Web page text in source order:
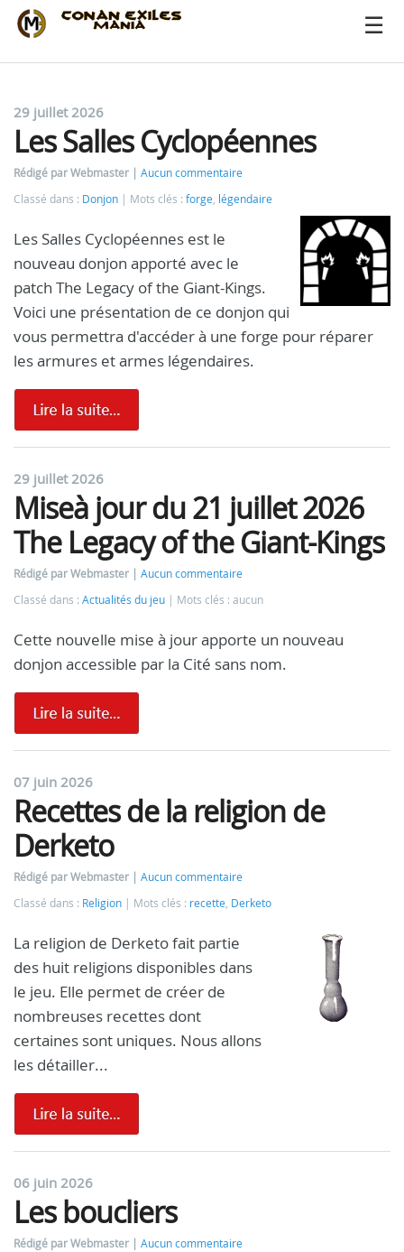
29 juillet 2026
Les Salles Cyclopéennes
Rédigé par Webmaster
Aucun commentaire
Classé dans : Donjon Mots clés : forge, légendaire
Les Salles Cyclopéennes est le
nouveau donjon apporté avec le
patch The Legacy of the Giant-Kings.
Voici une présentation de ce donjon qui
vous permettra d'accéder à une forge pour réparer
les armures et armes légendaires.
29 juillet 2026
Miseà jour du 21 juillet 2026
The Legacy of the Giant-Kings
Rédigé par Webmaster
Aucun commentaire
Classé dans : Actualités du jeu Mots clés : aucun
Cette nouvelle mise à jour apporte un nouveau
donjon accessible par la Cité sans nom.
07 juin 2026
Recettes de la religion de
Derketo
Rédigé par Webmaster
Aucun commentaire
Classé dans : Religion Mots clés : recette, Derketo
La religion de Derketo fait partie
des huit religions disponibles dans
le jeu. Elle permet de créer de
nombreuses recettes dont
certaines sont uniques. Nous allons
les détailler...
06 juin 2026
Les boucliers
Rédigé par Webmaster
Aucun commentaire